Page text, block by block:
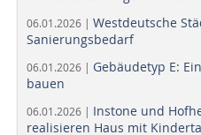
06.01.2026 | Westdeutsche
Sanierungsbedarf
06.01.2026 | Gebäudetyp E:
bauen
06.01.2026 | Instone und
realisieren Haus mit